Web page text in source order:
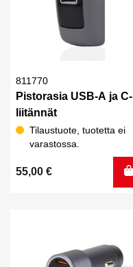
811770
Pistorasia USB-A ja C-
liitännät
Tilaustuote, tuotetta ei
varastossa.
55,00 €